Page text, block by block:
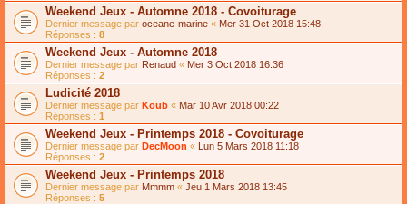
Weekend Jeux - Automne 2018 - Covoiturage
Dernier message par oceane-marine « Mer 31 Oct 2018 15:48
Réponses : 8
Weekend Jeux - Automne 2018
Dernier message par Renaud « Mer 3 Oct 2018 16:36
Réponses : 2
Ludicité 2018
Dernier message par Koub « Mar 10 Avr 2018 00:22
Réponses : 1
Weekend Jeux - Printemps 2018 - Covoiturage
Dernier message par DecMoon « Lun 5 Mars 2018 11:18
Réponses : 2
Weekend Jeux - Printemps 2018
Dernier message par Mmmm « Jeu 1 Mars 2018 13:45
Réponses : 5